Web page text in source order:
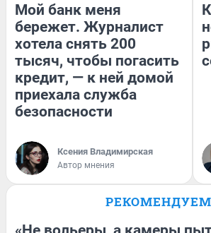
Мой банк меня
бережет. Журналист
хотела снять 200
тысяч, чтобы погасить
кредит, — к ней домой
приехала служба
безопасности
Ксения Владимирская
Автор мнения
РЕКОМЕНДУЕМ